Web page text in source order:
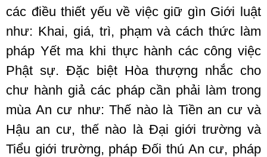
các điều thiết yếu về việc giữ gìn Giới luật
như: Khai, giá, trì, phạm và cách thức làm
pháp Yết ma khi thực hành các công việc
Phật sự. Đặc biệt Hòa thượng nhắc cho
chư hành giả các pháp cần phải làm trong
mùa An cư như: Thế nào là Tiền an cư và
Hậu an cư, thế nào là Đại giới trường và
Tiểu giới trường, pháp Đối thú An cư, pháp